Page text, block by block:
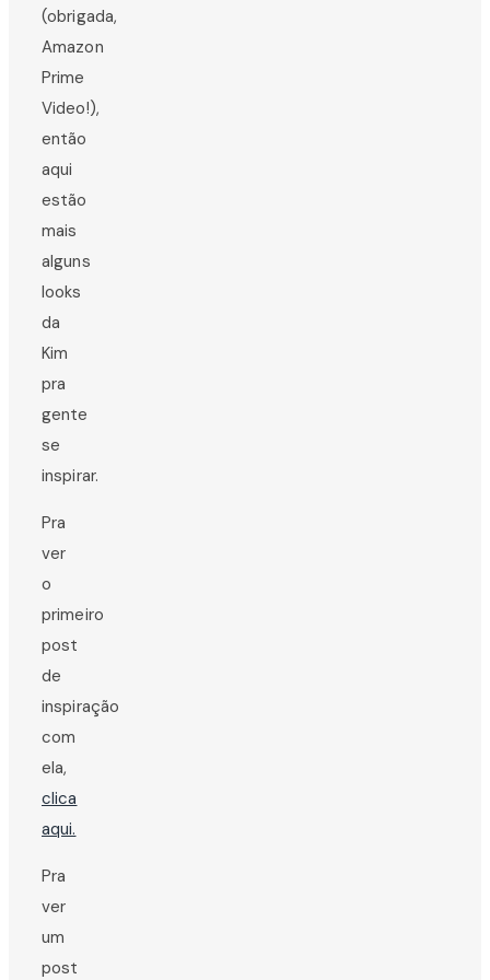
(obrigada,
Amazon
Prime
Video!),
então
aqui
estão
mais
alguns
looks
da
Kim
pra
gente
se
inspirar.
Pra
ver
o
primeiro
post
de
inspiração
com
ela,
clica
aqui.
Pra
ver
um
post